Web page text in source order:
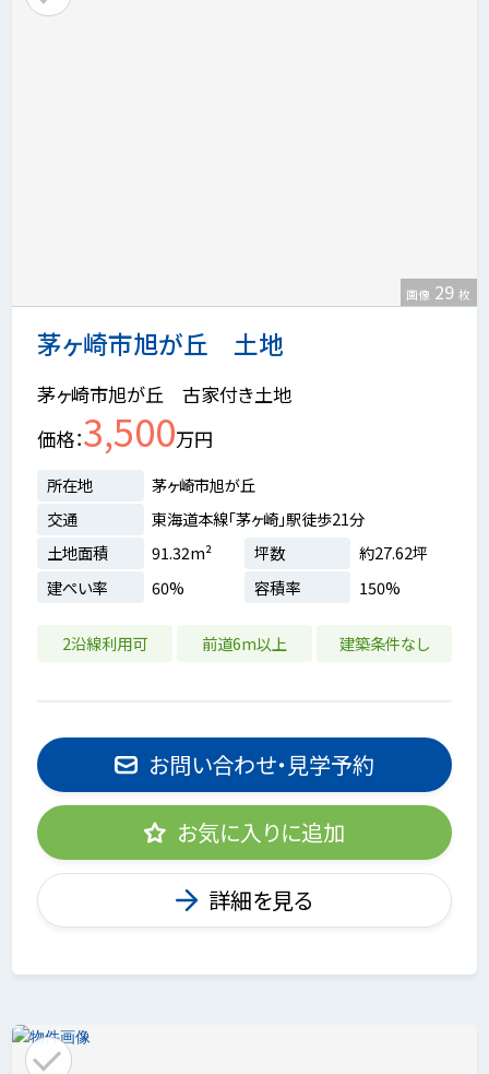
茅ヶ崎市旭が丘 土地
画像 29 枚
茅ヶ崎市旭が丘 古家付き土地
価格 3,500万円
所在地
茅ヶ崎市旭が丘
交通
東海道本線「茅ヶ崎」駅徒歩21分
土地面積
91.32m² 坪数
約27.62坪
建ぺい率
60% 容積率 150%
2沿線利用可 前道6m以上 建築条件なし
お問い合わせ・見学予約
お気に入りに追加
詳細を見る